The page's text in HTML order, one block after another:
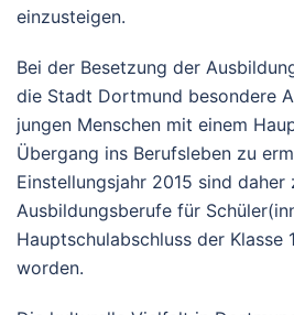
einzusteigen.
Bei der Besetzung der
die Stadt Dortmund besondere
jungen Menschen mit einem
Übergang ins Berufsleben zu
Einstellungsjahr 2015 sind daher
Ausbildungsberufe für
Hauptschulabschluss der Klasse
worden.